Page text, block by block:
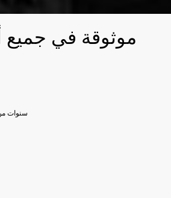
موثوقة في جميع
سنوات